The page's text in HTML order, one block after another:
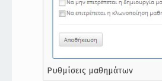
Ρυθμίσεις μαθημάτων